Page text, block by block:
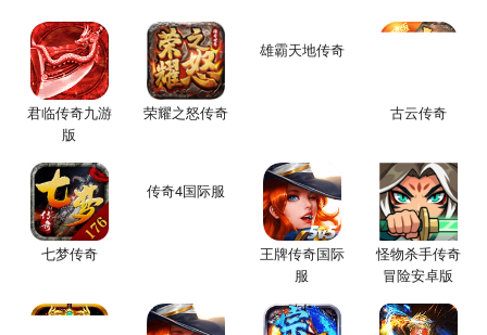
君临传奇九游
版
荣耀之怒传奇
雄霸天地传奇
古云传奇
七梦传奇
传奇4国际服
王牌传奇国际
服
怪物杀手传奇
冒险安卓版